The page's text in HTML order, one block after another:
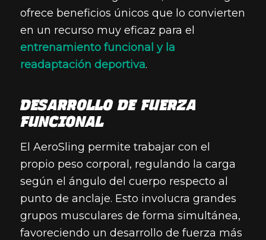
ofrece beneficios únicos que lo convierten
en un recurso muy eficaz para el
entrenamiento funcional y la
readaptación deportiva.
DESARROLLO DE FUERZA
FUNCIONAL
El AeroSling permite trabajar con el
propio peso corporal, regulando la carga
según el ángulo del cuerpo respecto al
punto de anclaje. Esto involucra grandes
grupos musculares de forma simultánea,
favoreciendo un desarrollo de fuerza más